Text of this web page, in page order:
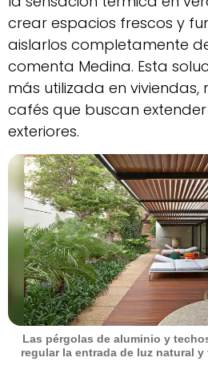
crear espacios frescos y
aislarlos completamente
comenta Medina. Esta
más utilizada en viviendas,
cafés que buscan
exteriores.
Las pérgolas de aluminio y
regular la entrada de luz natural